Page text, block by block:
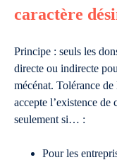
caractère
Principe : seuls les
directe ou indirecte
mécénat. Tolérance
accepte l’existence
seulement si… :
Pour les